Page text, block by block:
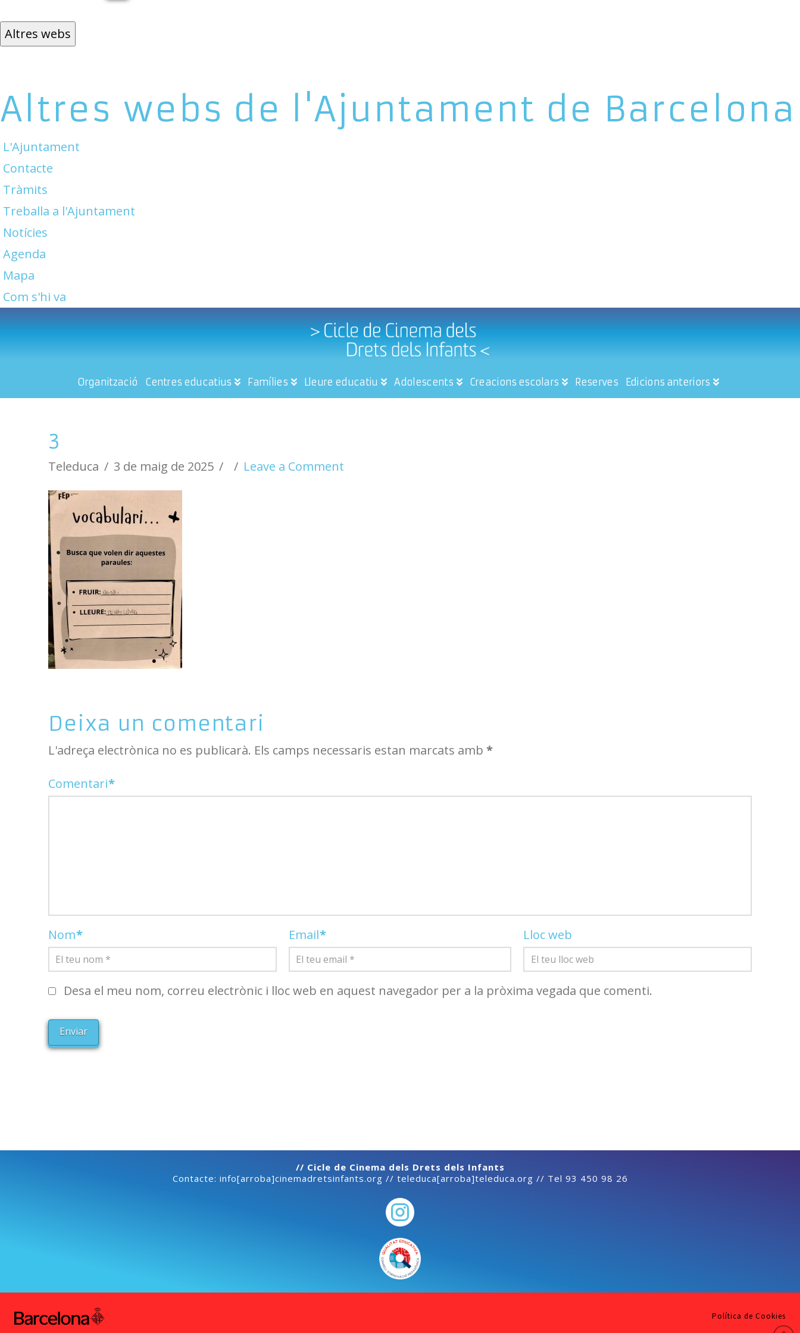
Altres webs
Altres webs de l'Ajuntament de Barcelona
L'Ajuntament
Contacte
Tràmits
Treballa a l'Ajuntament
Notícies
Agenda
Mapa
Com s'hi va
Organització Centres educatius Famílies Lleure educatiu Adolescents Creacions escolars Reserves Edicions anteriors
3
Teleduca 3 de maig de 2025 Leave a Comment
Deixa un comentari
L'adreça electrònica no es publicarà. Els camps necessaris estan marcats amb *
Comentari*
Nom* Email* Lloc web
Desa el meu nom, correu electrònic i lloc web en aquest navegador per a la pròxima vegada que comenti.
// Cicle de Cinema dels Drets dels Infants
Contacte: info[arroba]cinemadretsinfants.org // teleduca[arroba]teleduca.org // Tel 93 450 98 26
Política de Cookies